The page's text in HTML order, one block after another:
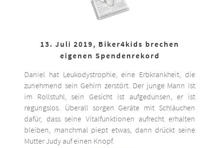
13. Juli 2019, Biker4kids brechen
eigenen Spendenrekord
Daniel hat Leukodystrophie, eine Erbkrankheit, die
zunehmend sein Gehirn zerstört. Der junge Mann ist
im Rollstuhl, sein Gesicht ist aufgedunsen, er ist
regungslos. Überall sorgen Geräte mit Schläuchen
dafür, dass seine Vitalfunktionen aufrecht erhalten
bleiben, manchmal piept etwas, dann drückt seine
Mutter Judy auf einen Knopf.